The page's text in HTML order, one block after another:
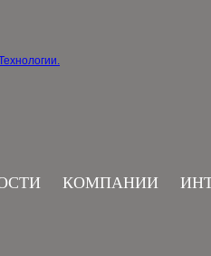
КОМПАНИИ